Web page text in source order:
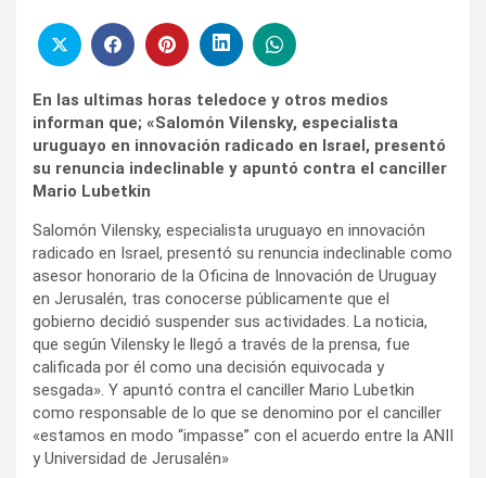
En las ultimas horas teledoce y otros medios
informan que; «Salomón Vilensky, especialista
uruguayo en innovación radicado en Israel, presentó
su renuncia indeclinable y apuntó contra el canciller
Mario Lubetkin
Salomón Vilensky, especialista uruguayo en innovación
radicado en Israel, presentó su renuncia indeclinable como
asesor honorario de la Oficina de Innovación de Uruguay
en Jerusalén, tras conocerse públicamente que el
gobierno decidió suspender sus actividades. La noticia,
que según Vilensky le llegó a través de la prensa, fue
calificada por él como una decisión equivocada y
sesgada». Y apuntó contra el canciller Mario Lubetkin
como responsable de lo que se denomino por el canciller
«estamos en modo “impasse” con el acuerdo entre la ANII
y Universidad de Jerusalén»